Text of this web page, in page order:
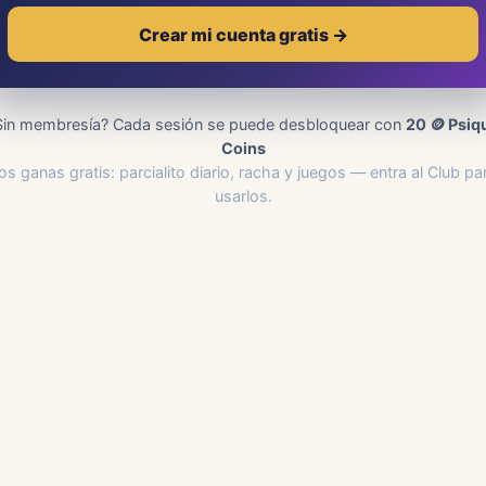
Crear mi cuenta gratis →
membresía? Cada sesión se puede desbloquear con 20 🪙
Coins
ganas gratis: parcialito diario, racha y juegos — entra al Club
usarlos.